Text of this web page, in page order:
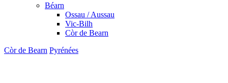
Béarn
Ossau / Aussau
Vic-Bilh
Còr de Bearn
Còr de Bearn Pyrénées